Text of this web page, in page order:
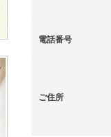
電話番号
ご住所